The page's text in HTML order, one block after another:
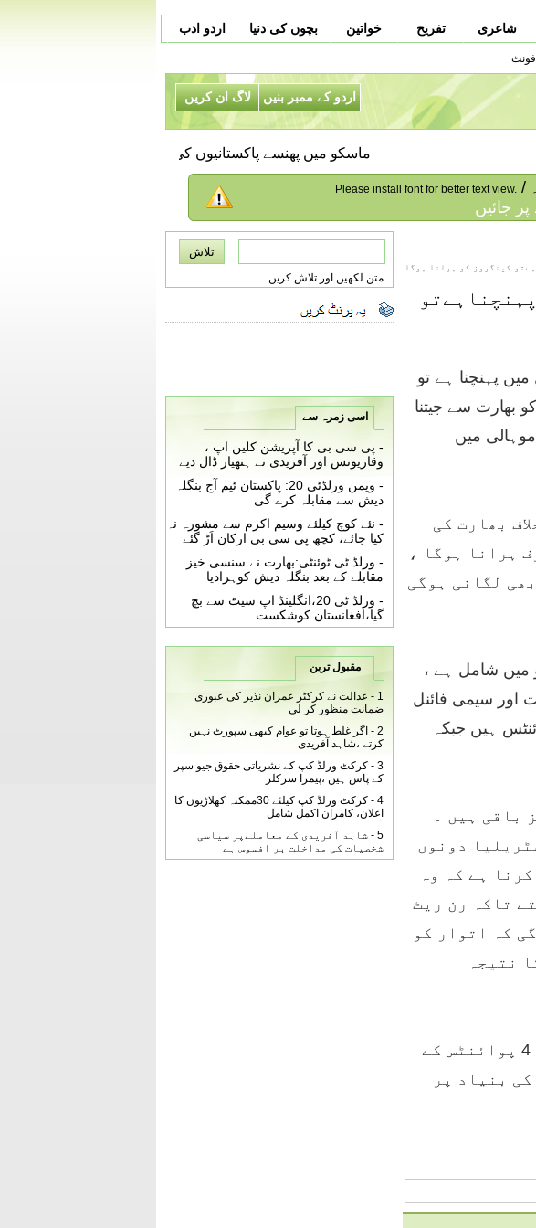
شاعری تفریح خواتین بچوں کی دنیا اردو ادب
فونٹ
اردو کے ممبر بنیں لاگ ان کریں
ماسکو میں پھنسے پاکستانیوں کی وطن واپسی کیلئے بورڈنگ
Please install font for better text view.
جائیں
پہنچناہےتو
پہنچنا ہے تو
بھارت سے جیتنا
میں
بھارت کی
ہرانا ہوگا ،
لگانی ہوگی
میں شامل ہے ،
سرفہرست اور سیمی فائنل
۔دوسرے نمبر پر ہے بھارت جس کے 4پوائنٹس ہیں جبکہ
کا ایک ، ایک جبکہ آسٹریلیا کے 2میچز باقی ہیں ۔
دونوں
ہے کہ وہ
تاکہ رن ریٹ
کہ اتوار کو
نتیجہ
ایسی صورت میں پاکستان ، آسٹریلیا اور بھارت تینوں 4، 4 پوائنٹس کے
بنیاد پر
متن لکھیں اور تلاش کریں
اسی زمرہ سے
- پی سی بی کا آپریشن کلین اپ ،
وقاریونس اور آفریدی نے ہتھیار ڈال دیے
-
ویمن ورلڈٹی 20: پاکستان ٹیم آج بنگلہ
دیش سے مقابلہ کرے گی
- نئے کوچ کیلئے وسیم اکرم سے مشورہ نہ
کیا جائے، کچھ پی سی بی ارکان اَڑ گئے
- ورلڈ ٹی ٹوئنٹی:بھارت نے سنسی خیز
مقابلے کے بعد بنگلہ دیش کوہرادیا
-
ورلڈ ٹی 20،انگلینڈ اپ سیٹ سے بچ
گیا،افغانستان کوشکست
مقبول ترین
1 -
عدالت نے کرکٹر عمران نذیر کی عبوری
ضمانت منظور کر لی
2 -
اگر غلط ہوتا تو عوام کبھی سپورٹ نہیں
کرتے ،شاہد آفریدی
3 -
کرکٹ ورلڈ کپ کے نشریاتی حقوق جیو سپر
کے پاس ہیں ،پیمرا سرکلر
4 -
کرکٹ ورلڈ کپ کیلئے 30ممکنہ کھلاڑیوں کا
اعلان، کامران اکمل شامل
5 -
شاہد آفریدی کے معاملےپر سیاسی
شخصیات کی مداخلت پر افسوس ہے